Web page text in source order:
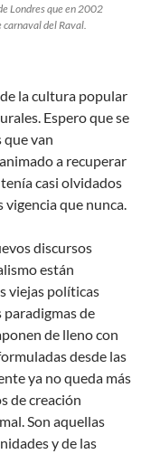
Londres que en 2002
del Raval.
la cultura popular
Espero que se
van
a recuperar
casi olvidados
que nunca.
discursos
están
viejas políticas
paradigmas de
de lleno con
desde las
ya no queda más
de creación
Son aquellas
y de las